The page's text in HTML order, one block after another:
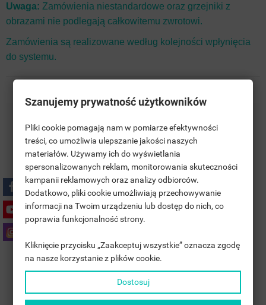
Uwaga: Zamówienia niestandardowe oraz grzejniki z
obrazami nie podlegają całkowitemu zwrotowi.
Zamówienia są realizowane według kolejności wpłynięcia
do systemu.
Polski Producent
5 Lat GWARANCJI
MOJE LISTY ŻYCZEŃ
((TITLE))
((LABEL))
((CANCELTEXT))
ZALOGUJ SIĘ
MUSISZ BYĆ ZALOGOWANY BY ZAPISAĆ PRODUKTY NA
SWOJEJ LIŚCIE ŻYCZEŃ.
((CANCELTEXT)) ((LOGINTEXT))
Szanujemy prywatność użytkowników
Pliki cookie pomagają nam w pomiarze efektywności
treści, co umożliwia ulepszanie jakości naszych
materiałów. Używamy ich do wyświetlania
spersonalizowanych reklam, monitorowania skuteczności
kampanii reklamowych oraz analizy odbiorców.
Dodatkowo, pliki cookie umożliwiają przechowywanie
informacji na Twoim urządzeniu lub dostęp do nich, co
poprawia funkcjonalność strony.
Kliknięcie przycisku „Zaakceptuj wszystkie” oznacza zgodę
na nasze korzystanie z plików cookie.
Dostosuj